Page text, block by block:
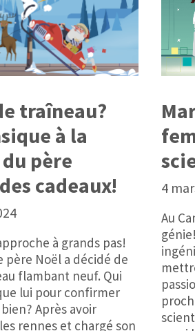
traîneau?
à la
père
cadeaux!
à grands pas!
père Noël a décidé de
flambant neuf. Qui
lui pour confirmer
Après avoir
rennes et chargé son
4
Au